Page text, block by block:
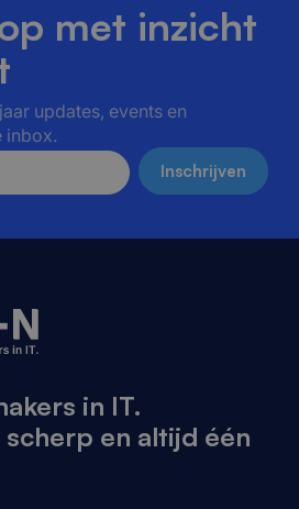
met inzicht
updates, events en
inbox.
in IT.
en altijd één